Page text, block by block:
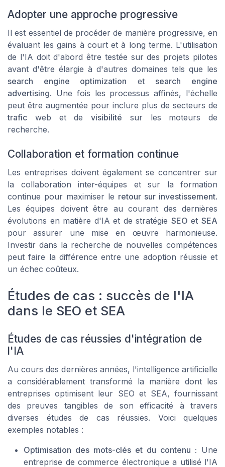
Adopter une approche progressive
Il est essentiel de procéder de manière progressive, en
évaluant les gains à court et à long terme. L'utilisation
de l'IA doit d'abord être testée sur des projets pilotes
avant d'être élargie à d'autres domaines tels que les
search engine optimization et search engine
advertising. Une fois les processus affinés, l'échelle
peut être augmentée pour inclure plus de secteurs de
trafic web et de visibilité sur les moteurs de
recherche.
Collaboration et formation continue
Les entreprises doivent également se concentrer sur
la collaboration inter-équipes et sur la formation
continue pour maximiser le retour sur investissement.
Les équipes doivent être au courant des dernières
évolutions en matière d'IA et de stratégie SEO etSEA
pour assurer une mise en œuvre harmonieuse.
Investir dans la recherche de nouvelles compétences
peut faire la différence entre une adoption réussie et
un échec coûteux.
Études de cas : succès de l'IA
dans le SEO et SEA
Études de cas réussies d'intégration de
l'IA
Au cours des dernières années, l'intelligence artificielle
a considérablement transformé la manière dont les
entreprises optimisent leur SEO et SEA, fournissant
des preuves tangibles de son efficacité à travers
diverses études de cas réussies. Voici quelques
exemples notables :
Optimisation des mots-clés et du contenu : Une
entreprise de commerce électronique a utilisé l'IA